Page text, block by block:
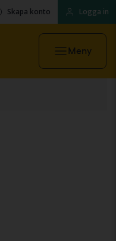
Skapa konto Logga in
Meny